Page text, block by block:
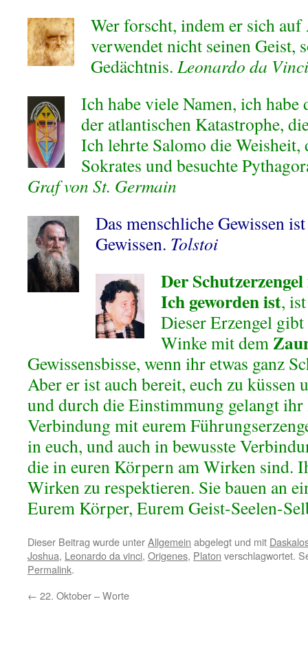
Wer forscht, indem er sich
verwendet nicht seinen Geist,
Gedächtnis.Leonardo da Vinci
Ich habe viele Namen, ich habe
der atlantischen Katastrophe,
Ich lehrte Salomo die
Sokrates und besuchte
Graf von St. Germain
Das menschliche Gewissen
Gewissen. Tolstoi
Der
Ich geworden ist,
Dieser Erzengel
Winke mit dem
Gewissensbisse, wenn ihr etwas ganz
Aber er ist auch bereit, euch zu küssen
und durch die Einstimmung gelangt ihr
Verbindung mit eurem
in euch, und auch in bewusste
die in euren Körpern am Wirken sind.
Wirken zu respektieren. Sie bauen an
Eurem Körper, Eurem Geist-Seelen-
Dieser Beitrag wurde unterAllgemein abgelegt und mit
Joshua, Leonardo da vinci, Origenes, Platon verschlagwortet.
Permalink.
← 22. Oktober – Worte